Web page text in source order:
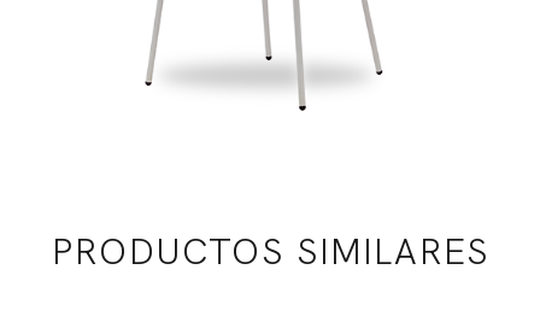
PRODUCTOS SIMILARES